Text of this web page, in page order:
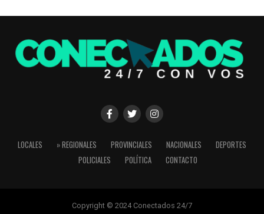
LOCALES » REGIONALES PROVINCIALES NACIONALES
DEPORTES
POLICIALES
POLÍTICA CONTACTO
Copyright © 2024 Conectados 24/7